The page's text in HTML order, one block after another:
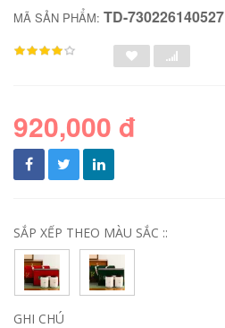
MÃ SẢN PHẨM: TD-730226140527
920,000 đ
SẮP XẾP THEO MÀU SẮC ::
GHI CHÚ